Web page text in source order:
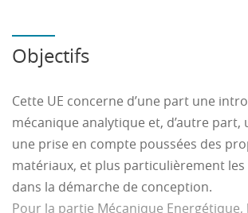
Objectifs
Cette UE concerne d’une part une
mécanique analytique et, d’autre part,
une prise en compte poussées des
matériaux, et plus particulièrement
dans la démarche de conception.
Pour la partie Mécanique